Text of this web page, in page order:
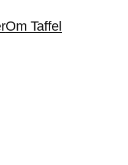
Om Taffel